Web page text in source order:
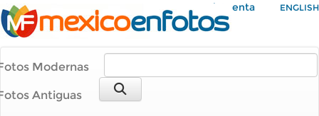
Mi Cuenta ENGLISH
Modernas
Antiguas